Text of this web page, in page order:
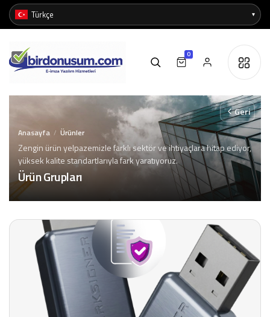
0
Ürün Grupları
Zengin ürün yelpazemizle farklı sektör ve ihtiyaçlara hitap ediyor,
yüksek kalite standartlarıyla fark yaratıyoruz.
Anasayfa / Ürünler
Geri